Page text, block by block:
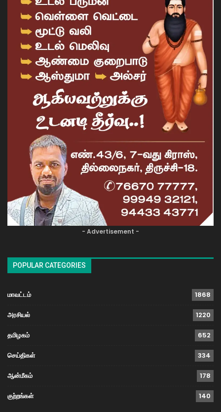
- Advertisement -
POPULAR CATEGORIES
மாவட்டம் 1868
அரசியல் 1220
தமிழகம் 652
செய்திகள் 334
ஆன்மீகம் 178
குற்றங்கள் 140